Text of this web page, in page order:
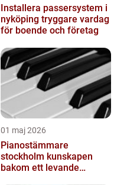
Installera passersystem i
nyköping tryggare vardag
för boende och företag
01 maj 2026
Pianostämmare
stockholm kunskapen
bakom ett levande